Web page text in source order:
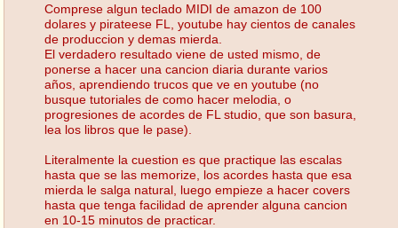
Comprese algun teclado MIDI de amazon de 100
dolares y pirateese FL, youtube hay cientos de canales
de produccion y demas mierda.
El verdadero resultado viene de usted mismo, de
ponerse a hacer una cancion diaria durante varios
años, aprendiendo trucos que ve en youtube (no
busque tutoriales de como hacer melodia, o
progresiones de acordes de FL studio, que son basura,
lea los libros que le pase).
Literalmente la cuestion es que practique las escalas
hasta que se las memorize, los acordes hasta que esa
mierda le salga natural, luego empieze a hacer covers
hasta que tenga facilidad de aprender alguna cancion
en 10-15 minutos de practicar.